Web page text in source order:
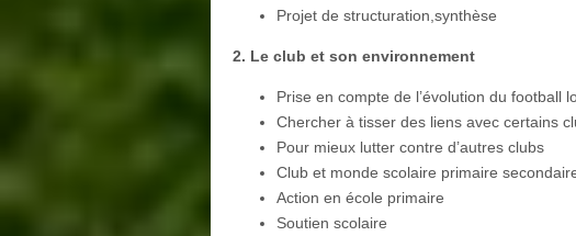
Projet de structuration,synthèse
2. Le club et son environnement
Prise en compte de l’évolution du football
Chercher à tisser des liens avec certains
Pour mieux lutter contre d’autres clubs
Club et monde scolaire primaire
Action en école primaire
Soutien scolaire